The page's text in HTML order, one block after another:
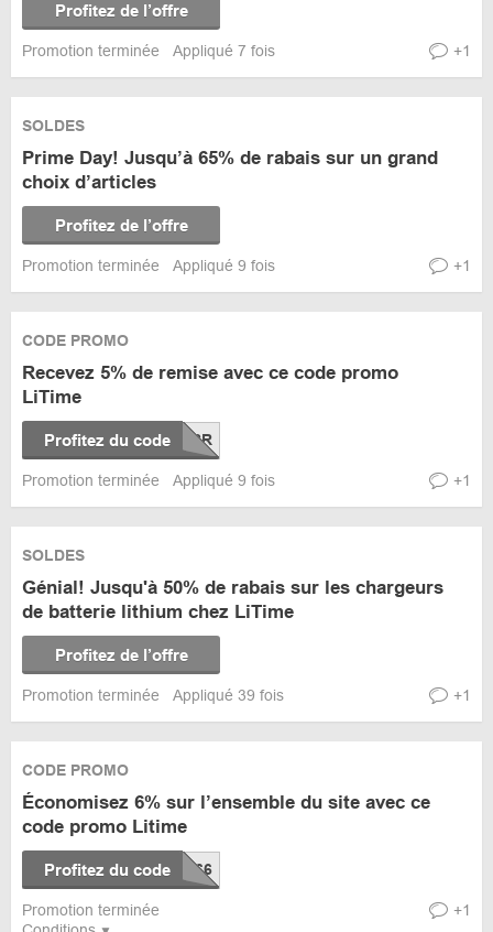
Profitez de l’offre
Promotion terminée Appliqué 7 fois +1
SOLDES
Prime Day! Jusqu’à 65% de rabais sur un grand
choix d’articles
Profitez de l’offre
Promotion terminée Appliqué 9 fois +1
CODE PROMO
Recevez 5% de remise avec ce code promo
LiTime
Profitez du code
Promotion terminée Appliqué 9 fois +1
SOLDES
Génial! Jusqu'à 50% de rabais sur les chargeurs
de batterie lithium chez LiTime
Profitez de l’offre
Promotion terminée Appliqué 39 fois +1
CODE PROMO
Économisez 6% sur l’ensemble du site avec ce
code promo Litime
Profitez du code
Promotion terminée +1